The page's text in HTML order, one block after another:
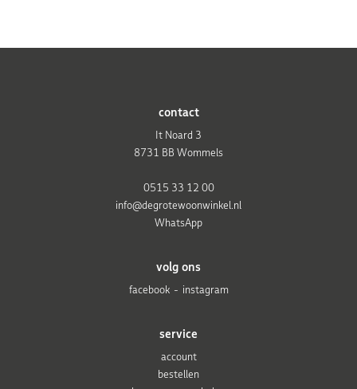
service
account
bestellen
volg ons
facebook
instagram
contact
It Noard 3
8731 BB Wommels
0515 33 12 00
info@degrotewoonwinkel.nl
WhatsApp